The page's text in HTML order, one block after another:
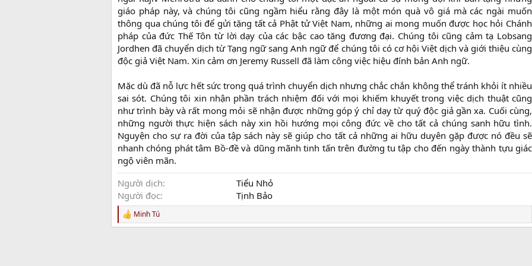
giáo pháp này, và chúng tôi cũng ngầm hiểu rằng đây là một món quà vô giá mà các ngài muốn
thông qua chúng tôi để gửi tặng tất cả Phật tử Việt Nam, những ai mong muốn được học hỏi Chánh
pháp của đức Thế Tôn từ lời dạy của các bậc cao tăng đương đại. Chúng tôi cũng cảm tạ Lobsang
Jordhen đã chuyển dịch từ Tạng ngữ sang Anh ngữ để chúng tôi có cơ hội Việt dịch và giới thiệu cùng
độc giả Việt Nam. Xin cảm ơn Jeremy Russell đã làm công việc hiệu đính bản Anh ngữ.
Mặc dù đã nỗ lực hết sức trong quá trình chuyển dịch nhưng chắc chắn không thể tránh khỏi ít nhiều
sai sót. Chúng tôi xin nhận phần trách nhiệm đối với mọi khiếm khuyết trong việc dịch thuật cũng
như trình bày và rất mong mỏi sẽ nhận được những góp ý chỉ dạy từ quý độc giả gần xa. Cuối cùng,
những người thực hiện sách này xin hồi hướng mọi công đức về cho tất cả chúng sanh hữu tình.
Nguyện cho sự ra đời của tập sách này sẽ giúp cho tất cả những ai hữu duyên gặp được nó đều sẽ
nhanh chóng phát tâm Bồ-đề và dũng mãnh tinh tấn trên đường tu tập cho đến ngày thành tựu giác
ngộ viên mãn.
Người dịch
Tiểu Nhỏ
Người đọc
Tịnh Bảo
R
e
Minh Tú